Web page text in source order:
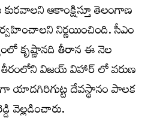
కురవాలని ఆకాంక్షిస్తూ తెలంగాణ
నిర్ణయించింది. సీఎం
కృష్ణానది తీరాన ఈ నెల
విజయ్ విహార్ లో వరుణ
యాదగిరిగుట్ట దేవస్థానం పాలక
వెల్లడించారు.